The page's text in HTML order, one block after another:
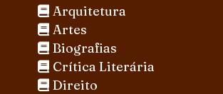
Arquitetura
Artes
Biografias
Crítica Literária
Direito